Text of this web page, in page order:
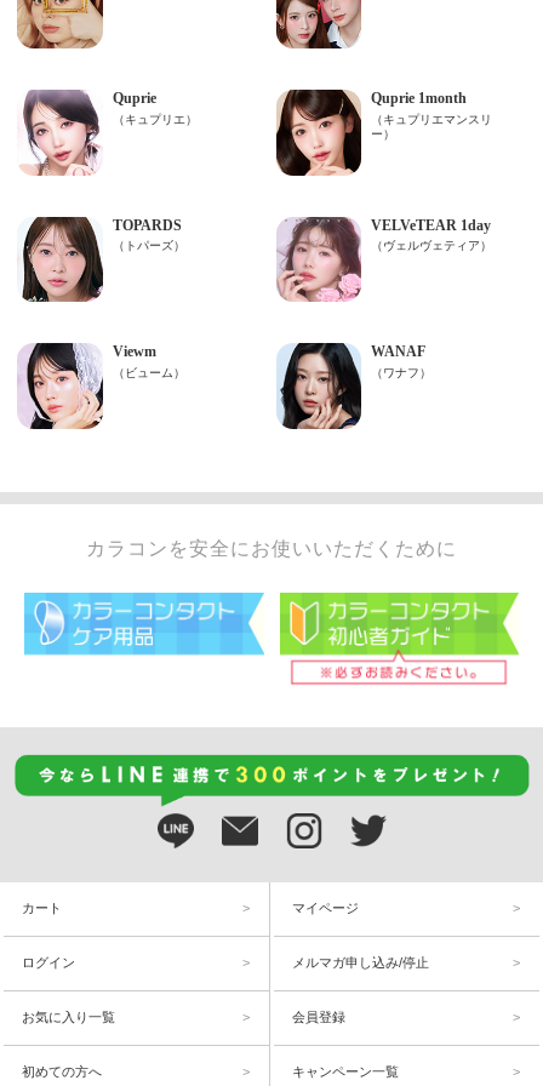
カラコンを安全にお使いいただくために
カート マイページ
ログイン メルマガ申し込み/停止
お気に入り一覧 会員登録
初めての方へ キャンペーン一覧